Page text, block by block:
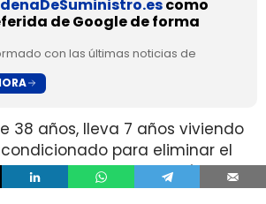
como
de Google de forma
con las últimas noticias de
38 años, lleva 7 años viviendo
para eliminar el
sus gastos fijos. El vehículo
dormitorio, espacio de